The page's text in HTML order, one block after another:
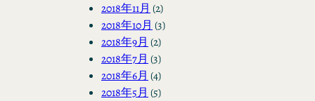
2018年11月 (2)
2018年10月 (3)
2018年9月 (2)
2018年7月 (3)
2018年6月 (4)
2018年5月 (5)